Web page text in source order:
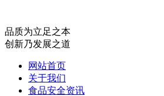
品质为立足之本
创新乃发展之道
网站首页
关于我们
食品安全资讯